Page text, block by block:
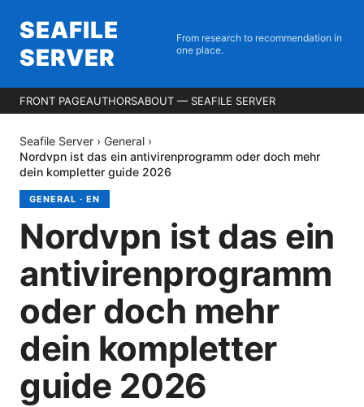
SEAFILE
SERVER
From research to recommendation in
one place.
FRONT PAGEAUTHORSABOUT — SEAFILE SERVER
Seafile Server › General ›
Nordvpn ist das ein antivirenprogramm oder doch mehr
dein kompletter guide 2026
GENERAL · EN
Nordvpn ist das ein
antivirenprogramm
oder doch mehr
dein kompletter
guide 2026